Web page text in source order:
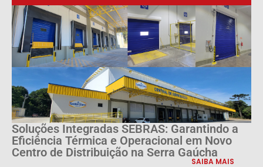
Soluções Integradas SEBRAS: Garantindo a
Eficiência Térmica e Operacional em Novo
Centro de Distribuição na Serra Gaúcha
SAIBA MAIS